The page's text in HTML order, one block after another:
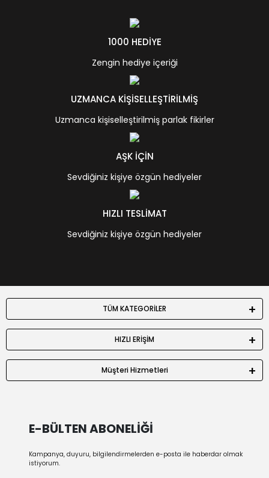
1000 HEDİYE
Zengin hediye içeriği
UZMANCA KİŞİSELLEŞTİRİLMİŞ
Uzmanca kişiselleştirilmiş parlak fikirler
AŞK İÇİN
Sevdiğiniz kişiye özgün hediyeler
HIZLI TESLİMAT
Sevdiğiniz kişiye özgün hediyeler
TÜM KATEGORİLER
HIZLI ERİŞİM
Müşteri Hizmetleri
E-BÜLTEN ABONELİĞİ
Kampanya, duyuru, bilgilendirmelerden e-posta ile haberdar olmak
istiyorum.